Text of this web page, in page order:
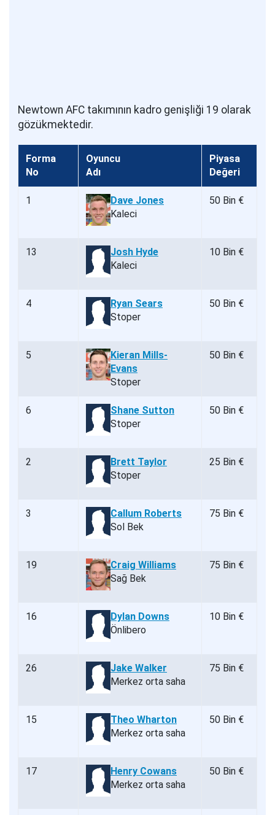
Newtown AFC takımının kadro genişliği 19 olarak
gözükmektedir.
Forma
No
Oyuncu
Adı
Piyasa
Değeri
1
Dave Jones
Kaleci
50 Bin €
13
Josh Hyde
Kaleci
10 Bin €
4
Ryan Sears
Stoper
50 Bin €
5
Kieran Mills-
Evans
Stoper
50 Bin €
6
Shane Sutton
Stoper
50 Bin €
2
Brett Taylor
Stoper
25 Bin €
3
Callum Roberts
Sol Bek
75 Bin €
19
Craig Williams
Sağ Bek
75 Bin €
16
Dylan Downs
Önlibero
10 Bin €
26
Jake Walker
Merkez orta saha
75 Bin €
15
Theo Wharton
Merkez orta saha
50 Bin €
17
Henry Cowans
Merkez orta saha
50 Bin €